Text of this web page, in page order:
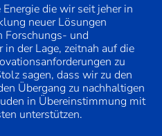
die wir seit jeher in
neuer Lösungen
Forschungs- und
der Lage, zeitnah auf die
zu
sagen, dass wir zu den
Übergang zu nachhaltigen
in Übereinstimmung mit
unterstützen.